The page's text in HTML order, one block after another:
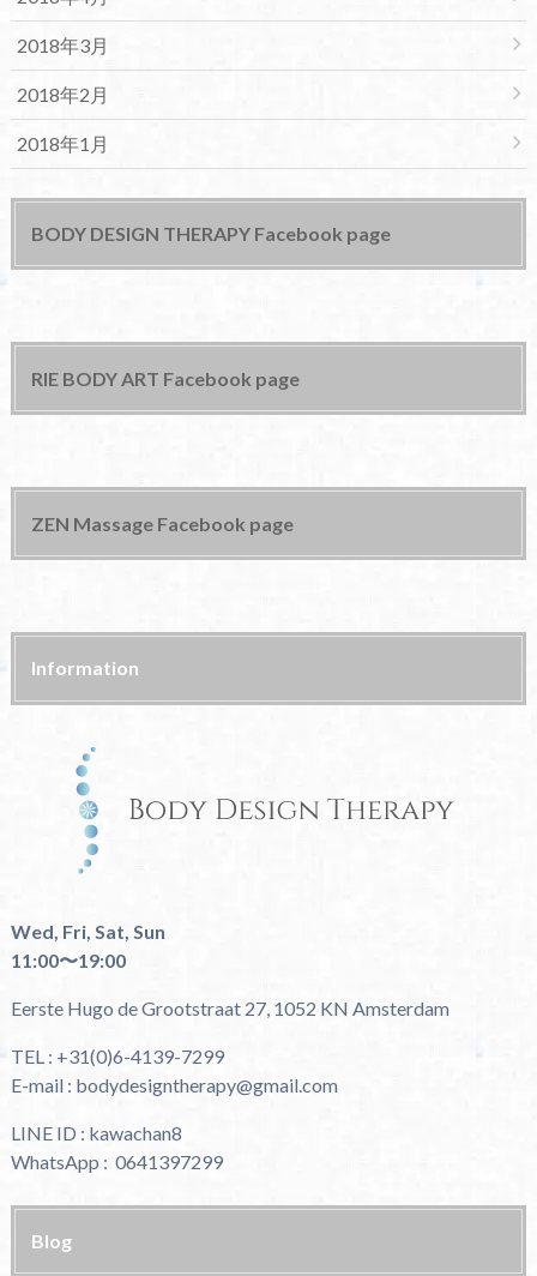
2018年3月
2018年2月
2018年1月
BODY DESIGN THERAPY Facebook page
RIE BODY ART Facebook page
ZEN Massage Facebook page
Information
Wed, Fri, Sat, Sun
11:00〜19:00
Eerste Hugo de Grootstraat 27, 1052 KN Amsterdam
TEL : +31(0)6-4139-7299
E-mail : bodydesigntherapy@gmail.com
LINE ID : kawachan8
WhatsApp : 0641397299
Blog